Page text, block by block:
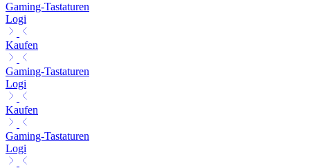
Gaming-Tastaturen
Logi
Kaufen
Gaming-Tastaturen
Logi
Kaufen
Gaming-Tastaturen
Logi